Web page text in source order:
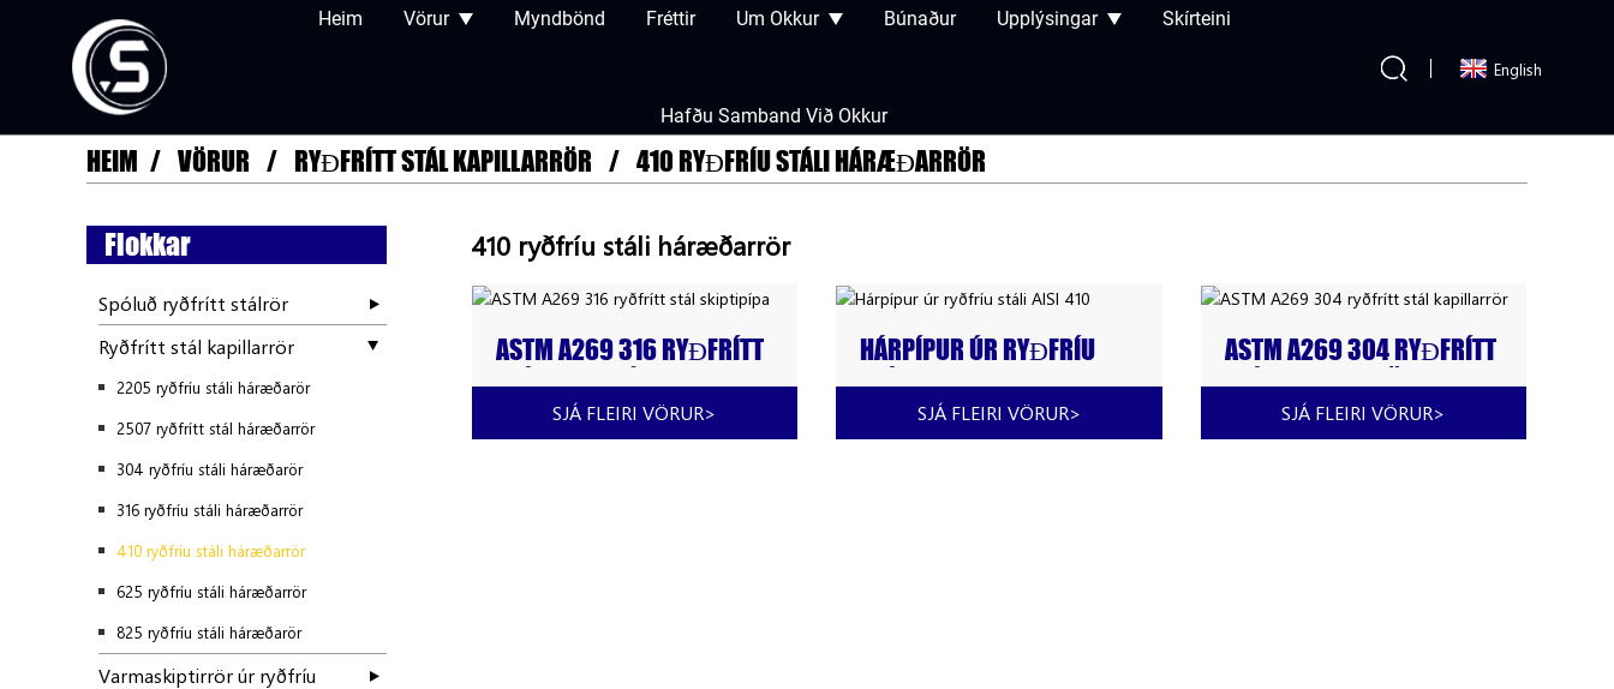
Heim Vörur Myndbönd Fréttir Um Okkur Búnaður Upplýsingar Skírteini
Hafðu Samband Við Okkur
English
HEIM VÖRUR RYÐFRÍTT STÁL KAPILLARRÖR 410 RYÐFRÍU STÁLI HÁRÆÐARRÖR
Flokkar
Spóluð ryðfrítt stálrör
Ryðfrítt stál kapillarrör
2205 ryðfríu stáli háræðarör
2507 ryðfrítt stál háræðarrör
304 ryðfríu stáli háræðarör
316 ryðfríu stáli háræðarrör
410 ryðfríu stáli háræðarrör
625 ryðfríu stáli háræðarrör
825 ryðfríu stáli háræðarör
Varmaskiptirrör úr ryðfríu
410 ryðfríu stáli háræðarrör
ASTM A269 316 RYÐFRÍTT
STÁL SKIPTIPÍPA
SJÁ FLEIRI VÖRUR>
HÁRPÍPUR ÚR RYÐFRÍU
STÁLI AISI 410
SJÁ FLEIRI VÖRUR>
ASTM A269 304 RYÐFRÍTT
STÁL KAPILLARRÖR
SJÁ FLEIRI VÖRUR>